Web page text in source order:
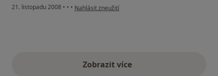
21. listopadu 2008 • • • podle názoru uživatele Pacient
Nahlásit zneužití
Zobrazit vícevýše uvedené názory